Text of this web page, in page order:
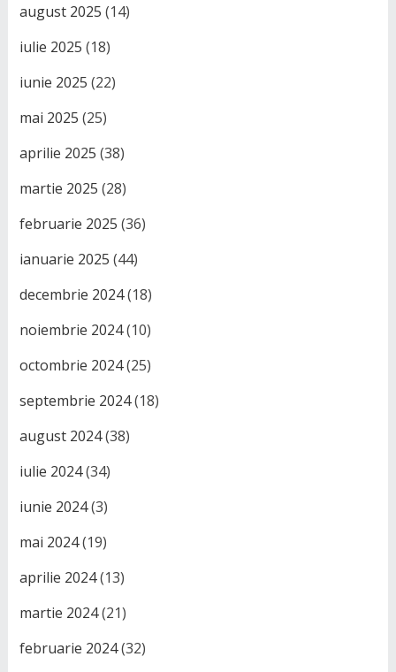
august 2025 (14)
iulie 2025 (18)
iunie 2025 (22)
mai 2025 (25)
aprilie 2025 (38)
martie 2025 (28)
februarie 2025 (36)
ianuarie 2025 (44)
decembrie 2024(18)
noiembrie 2024(10)
octombrie 2024(25)
septembrie 2024(18)
august 2024(38)
iulie 2024(34)
iunie 2024(3)
mai 2024(19)
aprilie 2024(13)
martie 2024(21)
februarie 2024(32)